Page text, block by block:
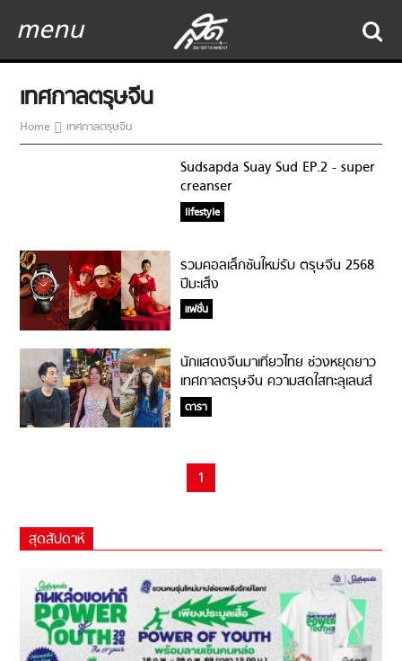
menu
เทศกาลตรุษจีน
Home เทศกาลตรุษจีน
Sudsapda Suay Sud EP.2 - super
creanser
lifestyle
รวมคอลเล็กชันใหม่รับ ตรุษจีน 2568
ปีมะเส็ง
แฟชั่น
นักแสดงจีนมาเที่ยวไทย ช่วงหยุดยาว
เทศกาลตรุษจีน ความสดใสทะลุเลนส์
กล้อง!
ดารา
1
สุดสัปดาห์